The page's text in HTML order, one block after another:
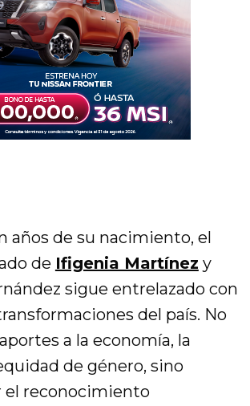
años de su nacimiento, el
de Ifigenia Martínez y
sigue entrelazado con
del país. No
a la economía, la
de género, sino
reconocimiento